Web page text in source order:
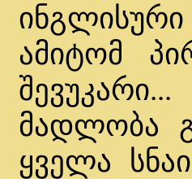
ამიტომ
მადლობა
ყველა